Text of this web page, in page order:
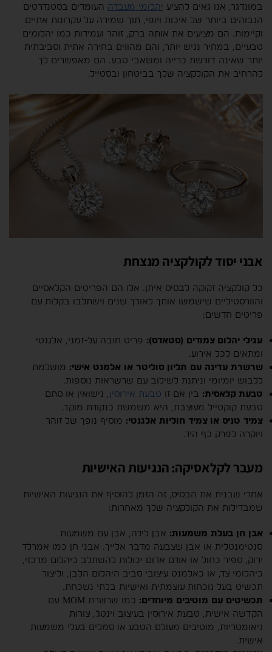
במונדגר, אנו גאים להציע יהלומי מעבדה העומדים בסטנדרטים
הגבוהים ביותר של איכות ויופי, תוך שמירה על עקרונות אתיים
וקיימות. הם מציעים את אותה ברק, זוהר ועמידות כמו יהלומים
טבעיים, במחיר נגיש יותר, והם מהווים בחירה אתית וסביבתית
יותר שאינה דורשת כרייה ומשאבי טבע. הם מאפשרים לך
להרחיב את הקולקציה שלך בביטחון ובסטייל.
אבני יסוד לקולקציה מנצחת
כל קולקציה זקוקה לבסיס איתן. אלו הם הפריטים הקלאסיים
והוורסטיליים שישמשו אותך לאורך שנים וישתלבו בקלות עם
פריטים חדשים:
עגילי יהלום צמודים (סטאדס): פריט חובה על-זמני, אלגנטי
ומתאים לכל אירוע.
שרשרת עדינה עם תליון סוליטר או אלמנט אישי: מושלמת
ללבוש יומיומי וניתנת לשילוב עם שרשראות נוספות.
טבעת קלאסית: בין אם זו טבעת אירוסין, נישואין או סתם
טבעת קוקטייל מעוצבת, היא משמשת כנקודת מוקד.
צמיד טניס או צמיד חוליות אלגנטי: מוסיף נופך של זוהר
ויוקרה לפרק כף היד.
מעבר לקלאסיקה: הנגיעות האישיות
אחרי שבנית את הבסיס, זה הזמן להוסיף את הנגיעות האישיות
שמבדילות את הקולקציה שלך מאחרות:
אבן חן בעלת משמעות: אבן לידה, אבן עם משמעות
סנטימנטלית או אבן שצבעה מדבר אלייך. אבני חן כמו אמרלד
ירוק, ספיר כחול או אודם אדום יכולות להשתלב כיהלום מרכזי,
כיהלומי צד, או כאלמנט עיצובי סביב היהלום הלבן, וליצור
תכשיט בעל נוכחות עוצמתית ואישיות בלתי נשכחת.
תכשיטים עם מוטיבים מיוחדים:
כמו שרשרת MOM עם
הקדשה אישית, טבעת אירוסין בעיצוב וינטג’, צורות
גיאומטריות, מוטיבים מעולם הטבע או סמלים בעלי משמעות
אישית.